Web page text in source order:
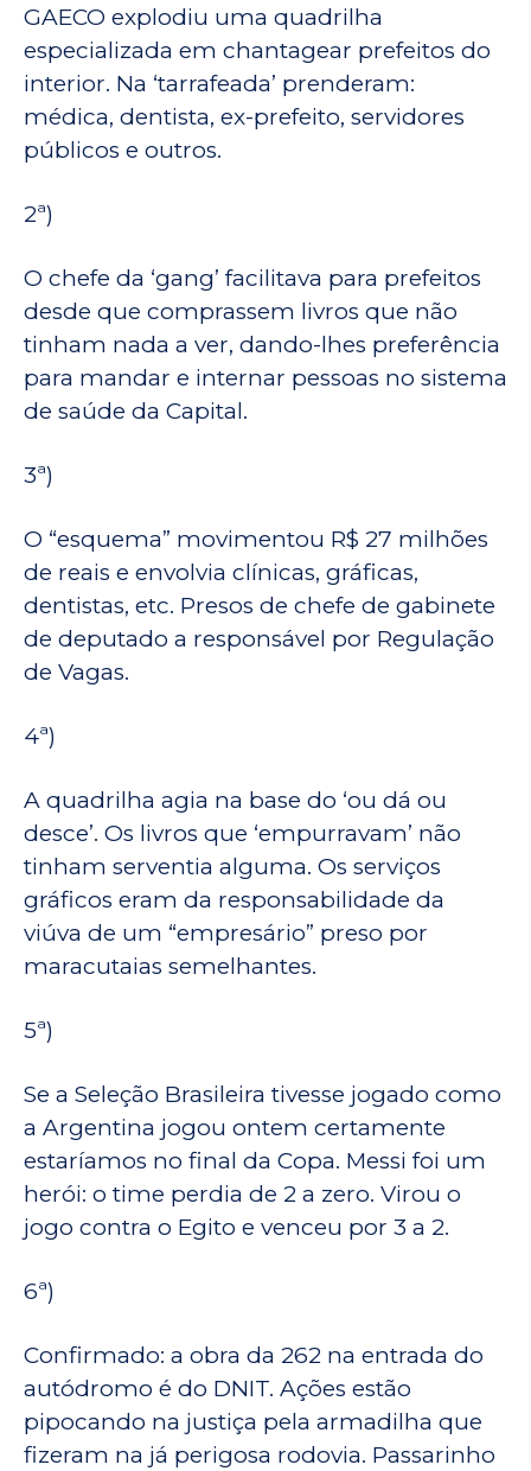
GAECO explodiu uma quadrilha
especializada em chantagear prefeitos do
interior. Na ‘tarrafeada’ prenderam:
médica, dentista, ex-prefeito, servidores
públicos e outros.
2ª)
O chefe da ‘gang’ facilitava para prefeitos
desde que comprassem livros que não
tinham nada a ver, dando-lhes preferência
para mandar e internar pessoas no sistema
de saúde da Capital.
3ª)
O “esquema” movimentou R$ 27 milhões
de reais e envolvia clínicas, gráficas,
dentistas, etc. Presos de chefe de gabinete
de deputado a responsável por Regulação
de Vagas.
4ª)
A quadrilha agia na base do ‘ou dá ou
desce’. Os livros que ‘empurravam’ não
tinham serventia alguma. Os serviços
gráficos eram da responsabilidade da
viúva de um “empresário” preso por
maracutaias semelhantes.
5ª)
Se a Seleção Brasileira tivesse jogado como
a Argentina jogou ontem certamente
estaríamos no final da Copa. Messi foi um
herói: o time perdia de 2 a zero. Virou o
jogo contra o Egito e venceu por 3 a 2.
6ª)
Confirmado: a obra da 262 na entrada do
autódromo é do DNIT. Ações estão
pipocando na justiça pela armadilha que
fizeram na já perigosa rodovia. Passarinho